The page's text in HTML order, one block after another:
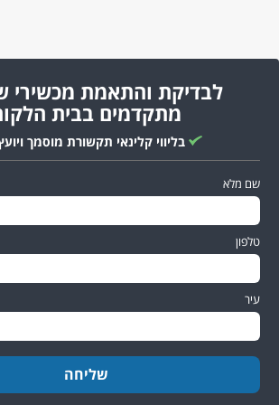
לבדיקת והתאמת מכשירי
מתקדמים בבית
בליווי קלינאי תקשורת מוסמך
שם מלא
טלפון
עיר